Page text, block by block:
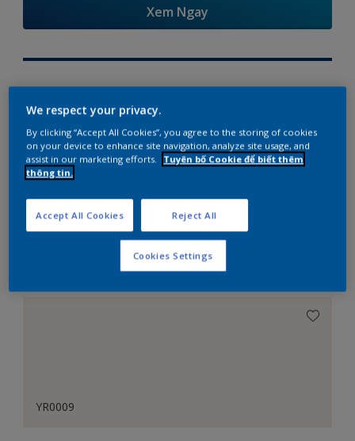
Xem Ngay
Try Our Visualizer App
Gợi ý phối màu
The Perfect White
YR0009
We respect your privacy.
By clicking “Accept All Cookies”, you agree to the storing of cookies
on your device to enhance site navigation, analyze site usage, and
assist in our marketing efforts.
Tuyên bố Cookie để biết thêm
thông tin.
Reject All
Accept All Cookies
Cookies Settings